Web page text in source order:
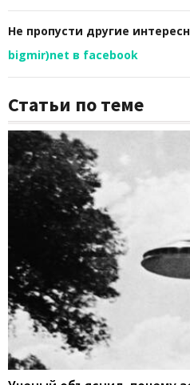
Не пропусти другие
bigmir)net в facebook
Статьи по теме